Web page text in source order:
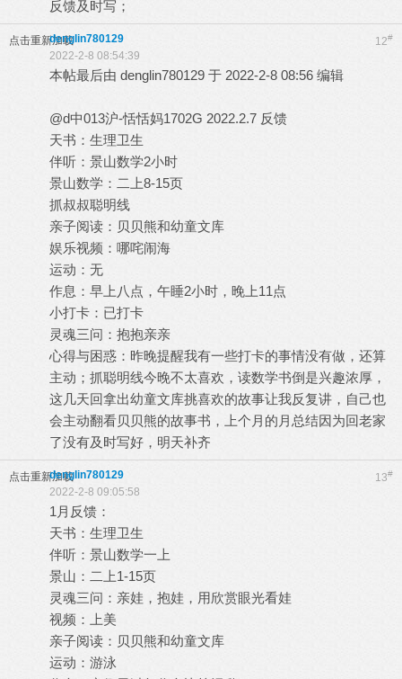
反馈及时写；
点击重新加载 12#
denglin780129
2022-2-8 08:54:39
本帖最后由 denglin780129 于 2022-2-8 08:56 编辑
@d中013沪-恬恬妈1702G 2022.2.7 反馈
天书：生理卫生
伴听：景山数学2小时
景山数学：二上8-15页
抓叔叔聪明线
亲子阅读：贝贝熊和幼童文库
娱乐视频：哪咤闹海
运动：无
作息：早上八点，午睡2小时，晚上11点
小打卡：已打卡
灵魂三问：抱抱亲亲
心得与困惑：昨晚提醒我有一些打卡的事情没有做，还算
主动；抓聪明线今晚不太喜欢，读数学书倒是兴趣浓厚，
这几天回拿出幼童文库挑喜欢的故事让我反复讲，自己也
会主动翻看贝贝熊的故事书，上个月的月总结因为回老家
了没有及时写好，明天补齐
点击重新加载 13#
denglin780129
2022-2-8 09:05:58
1月反馈：
天书：生理卫生
伴听：景山数学一上
景山：二上1-15页
灵魂三问：亲娃，抱娃，用欣赏眼光看娃
视频：上美
亲子阅读：贝贝熊和幼童文库
运动：游泳